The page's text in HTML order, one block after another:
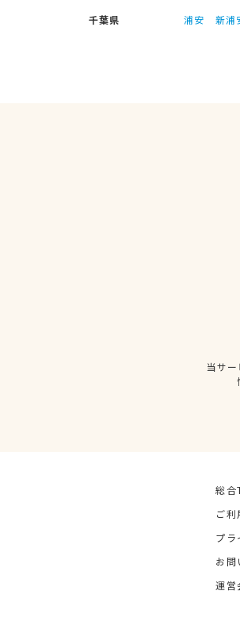
千葉県
浦安 新浦
当サ
総合
ご利
プラ
お問
運営